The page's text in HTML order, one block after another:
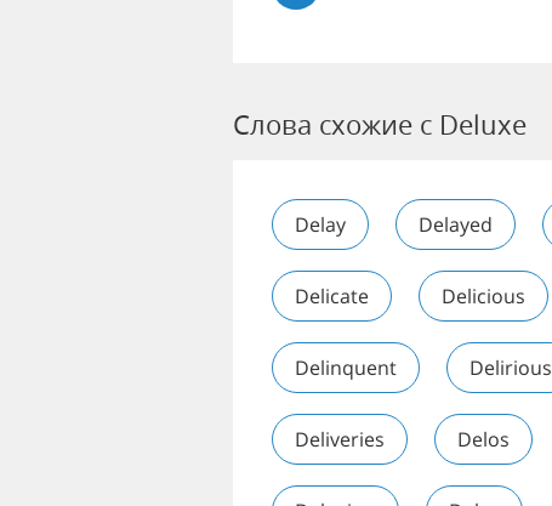
Слова схожие с Deluxe
Delay Delayed
Delicate Delicious
Delinquent Delirious
Deliveries Delos